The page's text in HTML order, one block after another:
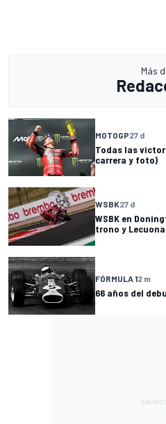
Más
MOTOGP27 d
Todas las
carrera y foto)
WSBK27 d
WSBK en
trono y
FÓRMULA 12 m
66 años del